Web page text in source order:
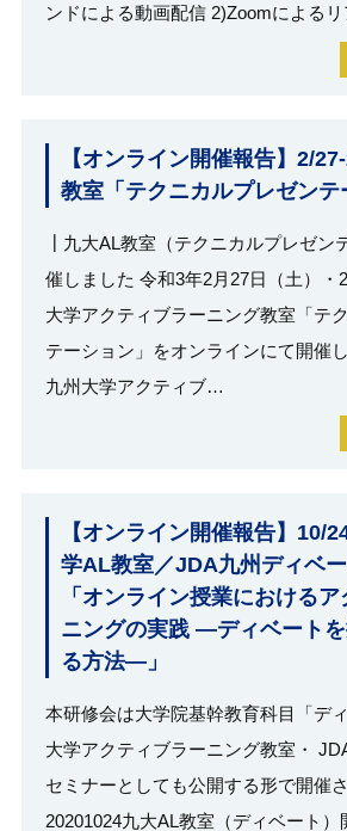
ンドによる動画配信 2)Zoomによる
【オンライン開催報告】2/
教室「テクニカルプレゼンテ
┃九大AL教室（テクニカルプレゼン
催しました 令和3年2月27日（土）・
大学アクティブラーニング教室「テ
テーション」をオンラインにて開催
九州大学アクティブ…
【オンライン開催報告】10/
学AL教室／JDA九州ディベ
「オンライン授業における
ニングの実践 ―ディベート
る方法―」
本研修会は大学院基幹教育科目「デ
大学アクティブラーニング教室・
セミナーとしても公開する形で開催さ
20201024九大AL教室（ディベート）